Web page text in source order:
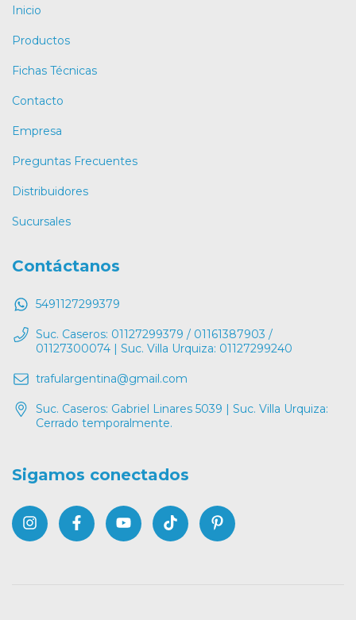
Inicio
Productos
Fichas Técnicas
Contacto
Empresa
Preguntas Frecuentes
Distribuidores
Sucursales
Contáctanos
5491127299379
Suc. Caseros: 01127299379 / 01161387903 /
01127300074 | Suc. Villa Urquiza: 01127299240
trafulargentina@gmail.com
Suc. Caseros: Gabriel Linares 5039 | Suc. Villa Urquiza:
Cerrado temporalmente.
Sigamos conectados